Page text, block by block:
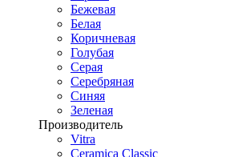
Бежевая
Белая
Коричневая
Голубая
Серая
Серебряная
Синяя
Зеленая
Производитель
Vitra
Ceramica Classic